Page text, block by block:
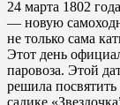
24 марта 1802
— новую
не только сама
Этот день
паровоза. Этой
решила посвятить
садике